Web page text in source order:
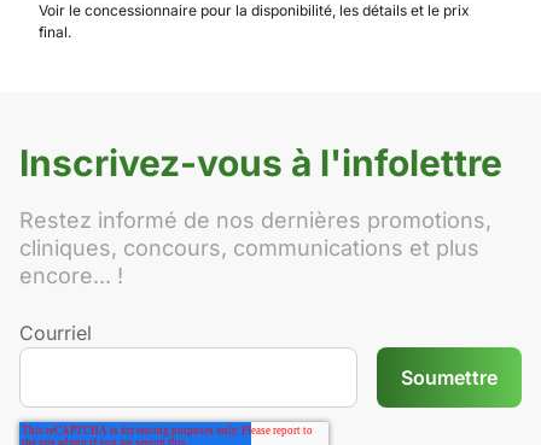
Voir le concessionnaire pour la disponibilité, les détails et le prix
final.
Inscrivez-vous à l'infolettre
Restez informé de nos dernières promotions,
cliniques, concours, communications et plus
encore... !
Courriel